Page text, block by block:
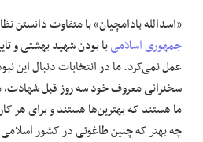
«اسدالله بادامچیان» با متفاوت
جمهوری اسلامیبا بودن شهید بهشتی و
عمل نمی‌کرد. ما در انتخابات دنبال این
سخنرانی معروف خود سه روز قبل
ما هستند که بهترین‌ها هستند و برای هر
چه بهتر که چنین طاغوتی در کشور